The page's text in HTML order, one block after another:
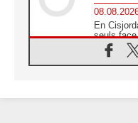
En
seuls
Léon XIV